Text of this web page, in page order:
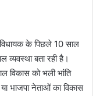
के पिछले 10 साल
व्यवस्था बता रही है।
विकास को भली भांति
भाजपा नेताओं का विकास